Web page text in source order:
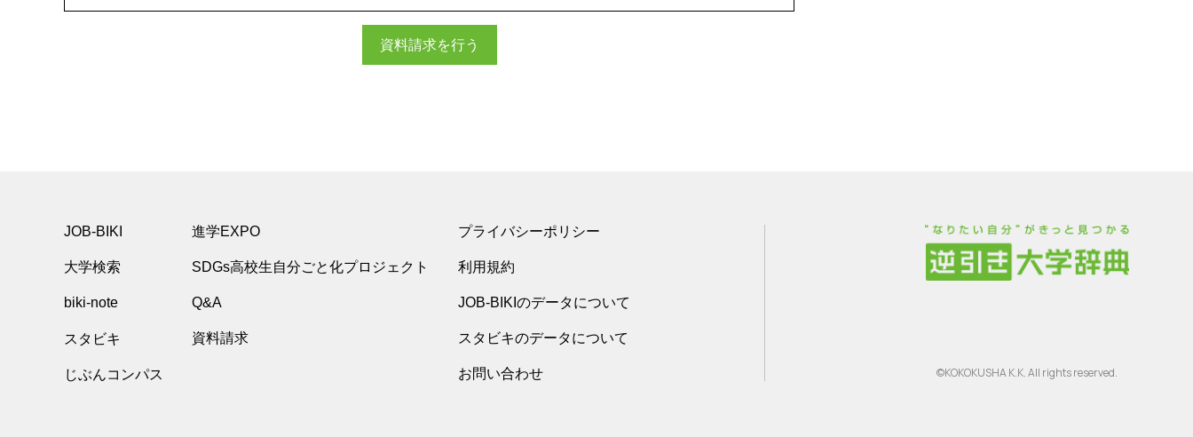
資料請求を行う
JOB-BIKI
大学検索
biki-note
スタビキ
じぶんコンパス
進学EXPO
SDGs高校生自分ごと化プロジェクト
Q&A
資料請求
プライバシーポリシー
利用規約
JOB-BIKIのデータについて
スタビキのデータについて
お問い合わせ ©KOKOKUSHA K.K. All rights reserved.